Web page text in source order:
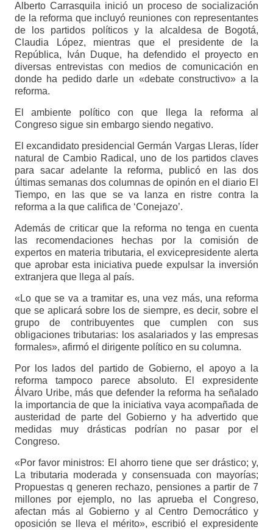
Alberto Carrasquila inició un proceso de socialización
de la reforma que incluyó reuniones con representantes
de los partidos políticos y la alcaldesa de Bogotá,
Claudia López, mientras que el presidente de la
República, Iván Duque, ha defendido el proyecto en
diversas entrevistas con medios de comunicación en
donde ha pedido darle un «debate constructivo» a la
reforma.
El ambiente político con que llega la reforma al
Congreso sigue sin embargo siendo negativo.
El excandidato presidencial Germán Vargas Lleras, líder
natural de Cambio Radical, uno de los partidos claves
para sacar adelante la reforma, publicó en las dos
últimas semanas dos columnas de opinón en el diario El
Tiempo, en las que se va lanza en ristre contra la
reforma a la que califica de ‘Conejazo’.
Además de criticar que la reforma no tenga en cuenta
las recomendaciones hechas por la comisión de
expertos en materia tributaria, el exvicepresidente alerta
que aprobar esta iniciativa puede expulsar la inversión
extranjera que llega al país.
«Lo que se va a tramitar es, una vez más, una reforma
que se aplicará sobre los de siempre, es decir, sobre el
grupo de contribuyentes que cumplen con sus
obligaciones tributarias: los asalariados y las empresas
formales», afirmó el dirigente político en su columna.
Por los lados del partido de Gobierno, el apoyo a la
reforma tampoco parece absoluto. El expresidente
Álvaro Uribe, más que defender la reforma ha señalado
la importancia de que la iniciativa vaya acompañada de
austeridad de parte del Gobierno y ha advertido que
medidas muy drásticas podrían no pasar por el
Congreso.
«Por favor ministros: El ahorro tiene que ser drástico; y,
La tributaria moderada y consensuada con mayorías;
Propuestas q generen rechazo, pensiones a partir de 7
millones por ejemplo, no las aprueba el Congreso,
afectan más al Gobierno y al Centro Democrático y
oposición se lleva el mérito», escribió el expresidente